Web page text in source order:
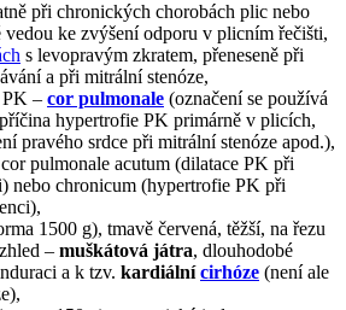
při chronických chorobách plic nebo
vedou ke zvýšení odporu v plicním řečišti,
s levopravým zkratem, přeneseně při
a při mitrální stenóze,
PK – cor pulmonale (označení se používá
hypertrofie PK primárně v plicích,
pravého srdce při mitrální stenóze apod.),
pulmonale acutum (dilatace PK při
nebo chronicum (hypertrofie PK při
1500 g), tmavě červená, těžší, na řezu
– muškátová játra, dlouhodobé
a k tzv. kardiálnícirhóze (není ale